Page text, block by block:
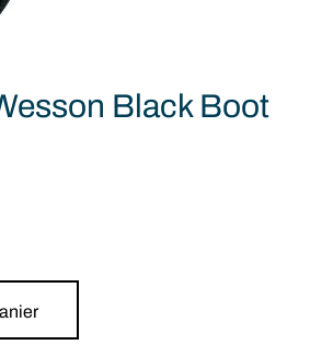
Black Boot